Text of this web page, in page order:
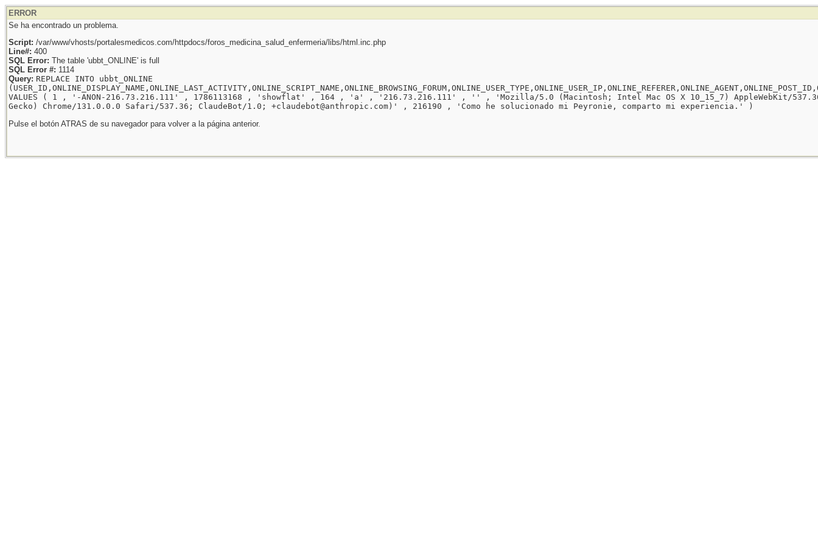
ERROR
Se ha encontrado un problema.
Script: /var/www/vhosts/portalesmedicos.com/httpdocs/foros_medicina_salud_enfermeria/libs/html.inc.php
Line#: 400
SQL Error: The table 'ubbt_ONLINE' is full
SQL Error #: 1114
Query: REPLACE INTO ubbt_ONLINE
VALUES ( 1 , '-ANON-216.73.216.111' , 1786113168 , 'showflat' , 164 , 'a' , '216.73.216.111' , '' , 'Mozilla/5.0 (Macintosh; Intel Mac OS X 10_15_7) AppleWebKit/
Gecko) Chrome/131.0.0.0 Safari/537.36; ClaudeBot/1.0; +claudebot@anthropic.com)' , 216190 , 'Como he solucionado mi Peyronie, comparto mi experiencia.' )
Pulse el botón ATRAS de su navegador para volver a la página anterior.